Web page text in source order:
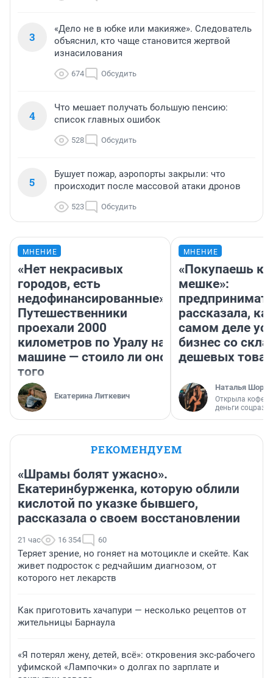
3
«Дело не в юбке или макияже». Следователь
объяснил, кто чаще становится жертвой
изнасилования
674 Обсудить
4
Что мешает получать большую пенсию:
список главных ошибок
528 Обсудить
5
Бушует пожар, аэропорты закрыли: что
происходит после массовой атаки дронов
523 Обсудить
МНЕНИЕ
«Нет некрасивых
городов, есть
недофинансированные».
Путешественники
проехали 2000
километров по Уралу на
машине — стоило ли оно
того
Екатерина Литкевич
МНЕНИЕ
«Покупаешь
мешке»:
рассказала,
самом деле
бизнес со
дешевых
Наталья
Открыла
деньги
РЕКОМЕНДУЕМ
«Шрамы болят ужасно».
Екатеринбурженка, которую облили
кислотой по указке бывшего,
рассказала о своем восстановлении
21 час 16 354 60
Теряет зрение, но гоняет на мотоцикле и скейте. Как
живет подросток с редчайшим диагнозом, от
которого нет лекарств
Как приготовить хачапури — несколько рецептов от
жительницы Барнаула
«Я потерял жену, детей, всё»: откровения экс-рабочего
уфимской «Лампочки» о долгах по зарплате и